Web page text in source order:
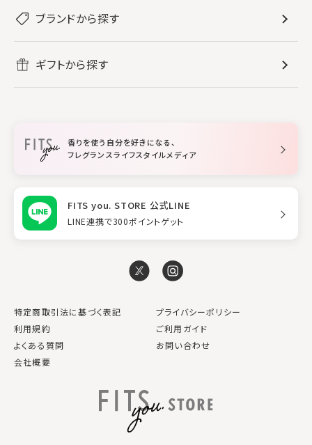
レディース香水
メンズ香水
ボディミスト・スプレー
すべてのバス・ボディケア
ボディ・ハンドクリーム
入浴剤
ホームフレグランス
すべてのホームフレグランス
ルームフレグランス
スタイリング
リフレッシュしたい
ブランドから探す
ギフトから探す
香りを使う自分を好きになる、
フレグランスライフスタイルメディア
FITS you. STORE 公式LINE
LINE連携で300ポイントゲット
特定商取引法に基づく表記
プライバシーポリシー
利用規約
ご利用ガイド
よくある質問
お問い合わせ
会社概要